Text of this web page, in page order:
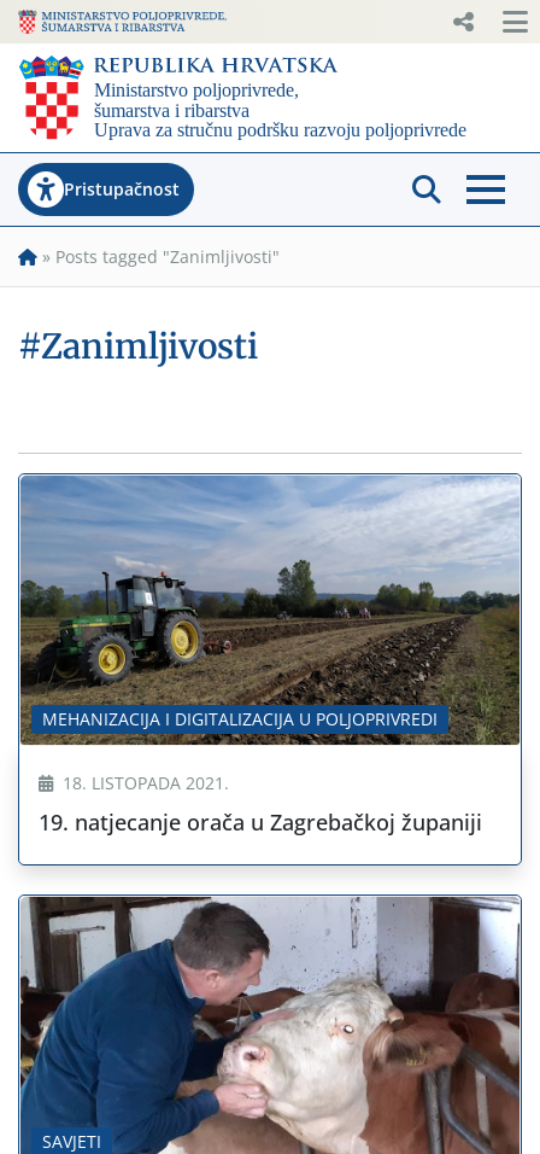
Pristupačnost
» Posts tagged "Zanimljivosti"
#Zanimljivosti
MEHANIZACIJA I DIGITALIZACIJA U POLJOPRIVREDI
18. LISTOPADA 2021.
19. natjecanje orača u Zagrebačkoj županiji
SAVJETI